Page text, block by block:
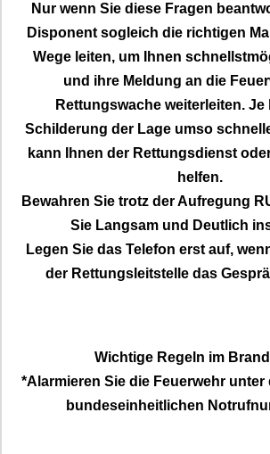
Nur wenn Sie diese Fragen
Disponent sogleich die richtigen
Wege leiten, um Ihnen
und ihre Meldung an die
Rettungswache weiterleiten. Je
Schilderung der Lage umso
kann Ihnen der Rettungsdienst
helfen.
Bewahren Sie trotz der Aufregung
Sie Langsam und Deutlich
Legen Sie das Telefon erst auf,
der Rettungsleitstelle das
Wichtige Regeln im
*Alarmieren Sie die Feuerwehr
bundeseinheitlichen